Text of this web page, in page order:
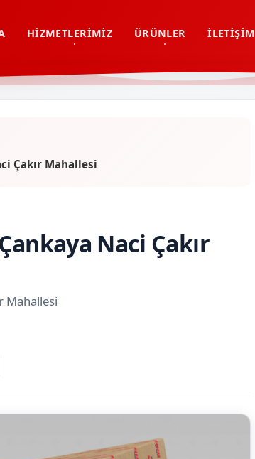
HIZMETLERIMIZ ÜRÜNLER İLETIŞIM
Çakır Mahallesi
Naci Çakır
Mahallesi